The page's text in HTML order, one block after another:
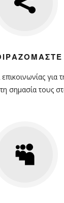
για
σημασία τους